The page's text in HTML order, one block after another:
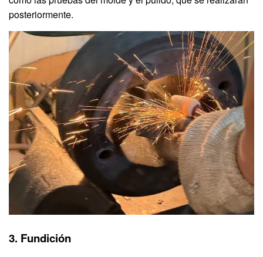
posteriormente.
3. Fundición